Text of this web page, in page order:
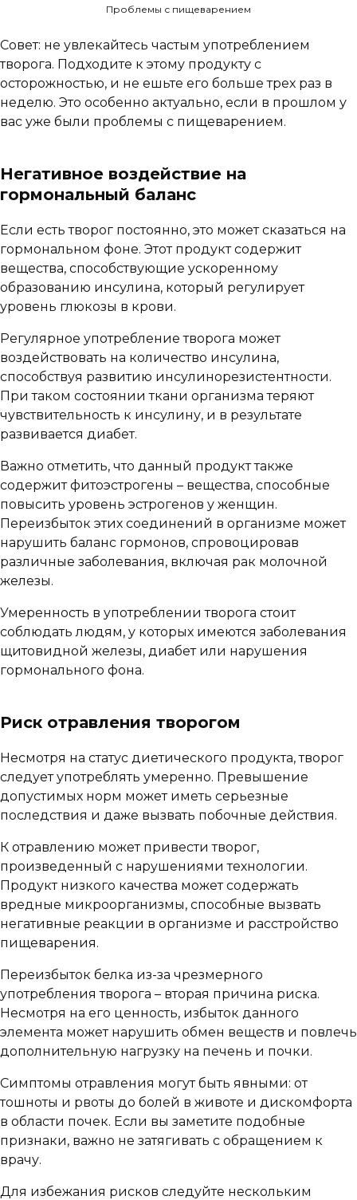
Проблемы с пищеварением
Совет: не увлекайтесь частым употреблением
творога. Подходите к этому продукту с
осторожностью, и не ешьте его больше трех раз в
неделю. Это особенно актуально, если в прошлом у
вас уже были проблемы с пищеварением.
Негативное воздействие на
гормональный баланс
Если есть творог постоянно, это может сказаться на
гормональном фоне. Этот продукт содержит
вещества, способствующие ускоренному
образованию инсулина, который регулирует
уровень глюкозы в крови.
Регулярное употребление творога может
воздействовать на количество инсулина,
способствуя развитию инсулинорезистентности.
При таком состоянии ткани организма теряют
чувствительность к инсулину, и в результате
развивается диабет.
Важно отметить, что данный продукт также
содержит фитоэстрогены – вещества, способные
повысить уровень эстрогенов у женщин.
Переизбыток этих соединений в организме может
нарушить баланс гормонов, спровоцировав
различные заболевания, включая рак молочной
железы.
Умеренность в употреблении творога стоит
соблюдать людям, у которых имеются заболевания
щитовидной железы, диабет или нарушения
гормонального фона.
Риск отравления творогом
Несмотря на статус диетического продукта, творог
следует употреблять умеренно. Превышение
допустимых норм может иметь серьезные
последствия и даже вызвать побочные действия.
К отравлению может привести творог,
произведенный с нарушениями технологии.
Продукт низкого качества может содержать
вредные микроорганизмы, способные вызвать
негативные реакции в организме и расстройство
пищеварения.
Переизбыток белка из-за чрезмерного
употребления творога – вторая причина риска.
Несмотря на его ценность, избыток данного
элемента может нарушить обмен веществ и повлечь
дополнительную нагрузку на печень и почки.
Симптомы отравления могут быть явными: от
тошноты и рвоты до болей в животе и дискомфорта
в области почек. Если вы заметите подобные
признаки, важно не затягивать с обращением к
врачу.
Для избежания рисков следуйте нескольким